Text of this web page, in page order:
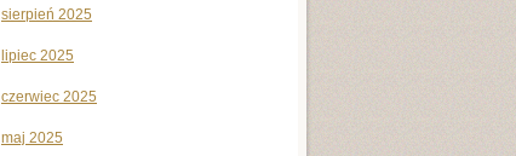
sierpień 2025
lipiec 2025
czerwiec 2025
maj 2025